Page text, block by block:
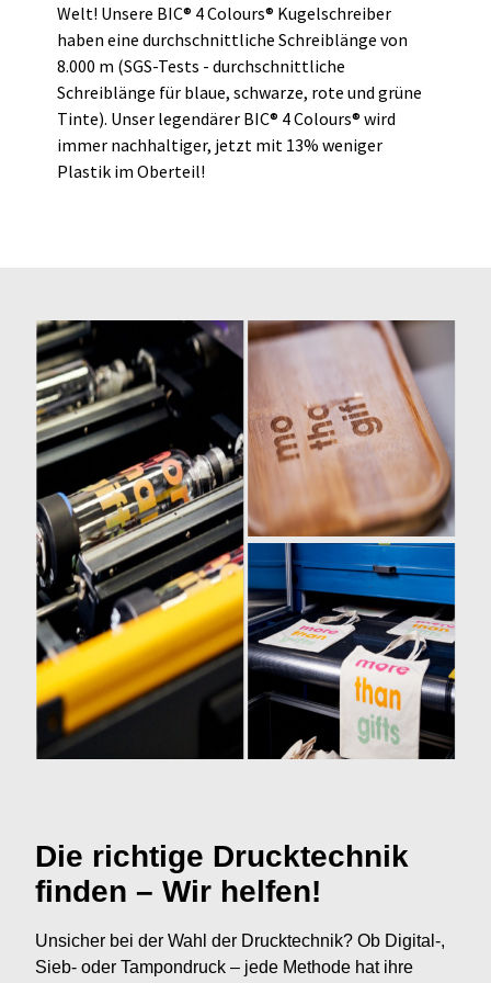
Welt! Unsere BIC® 4 Colours® Kugelschreiber
haben eine durchschnittliche Schreiblänge von
8.000 m (SGS-Tests - durchschnittliche
Schreiblänge für blaue, schwarze, rote und grüne
Tinte). Unser legendärer BIC® 4 Colours® wird
immer nachhaltiger, jetzt mit 13% weniger
Plastik im Oberteil!
Die richtige Drucktechnik
finden – Wir helfen!
Unsicher bei der Wahl der Drucktechnik? Ob Digital-,
Sieb- oder Tampondruck – jede Methode hat ihre